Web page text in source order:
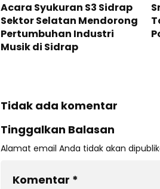
Acara Syukuran S3 Sidrap
Sektor Selatan Mendorong
Pertumbuhan Industri
Musik di Sidrap
Tidak ada komentar
Tinggalkan Balasan
Alamat email Anda tidak akan
Komentar *